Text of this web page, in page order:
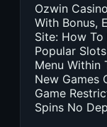
Ozwin
With Bonus,
Site: How
Popular
Menu Within
New Games
Game
Spins No